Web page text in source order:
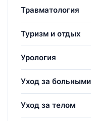
Травматология
Туризм и отдых
Урология
Уход за больными
Уход за телом